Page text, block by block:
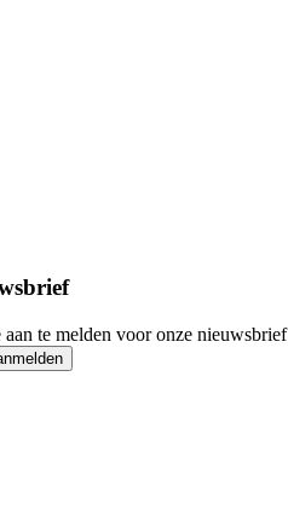
te melden voor onze nieuwsbrief